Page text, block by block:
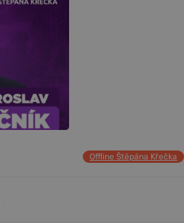
Offline Štěpána Křečka